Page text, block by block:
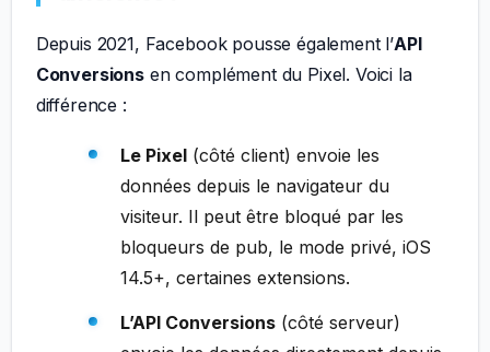
Depuis 2021, Facebook pousse également l’API
Conversionsen complément du Pixel. Voici la
différence :
Le Pixel(côté client) envoie les
données depuis le navigateur du
visiteur. Il peut être bloqué par les
bloqueurs de pub, le mode privé, iOS
14.5+, certaines extensions.
L’API Conversions(côté serveur)